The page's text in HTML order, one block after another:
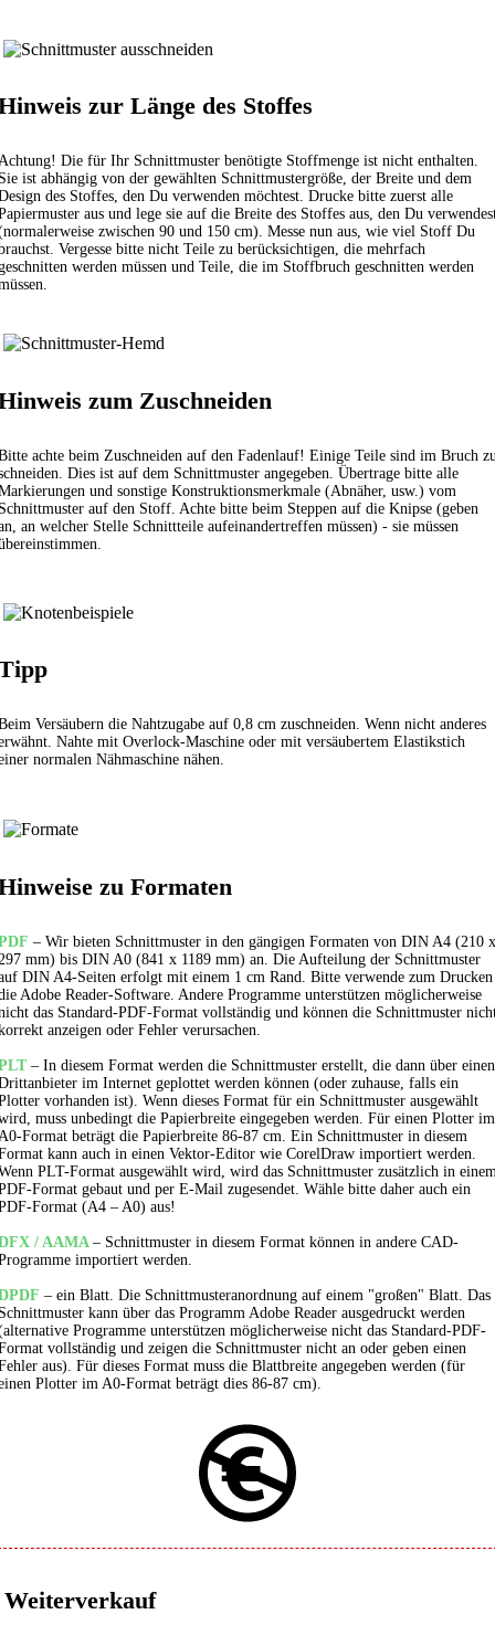
zur Länge des Stoffes
Die für Ihr Schnittmuster benötigte Stoffmenge ist nicht enthalten.
ist abhängig von der gewählten Schnittmustergröße, der Breite und dem
des Stoffes, den Du verwenden möchtest. Drucke bitte zuerst alle
aus und lege sie auf die Breite des Stoffes aus, den Du
zwischen 90 und 150 cm). Messe nun aus, wie viel Stoff Du
Vergesse bitte nicht Teile zu berücksichtigen, die mehrfach
werden müssen und Teile, die im Stoffbruch geschnitten werden
zum Zuschneiden
achte beim Zuschneiden auf den Fadenlauf! Einige Teile sind im Bruch
Dies ist auf dem Schnittmuster angegeben. Übertrage bitte alle
und sonstige Konstruktionsmerkmale (Abnäher, usw.) vom
auf den Stoff. Achte bitte beim Steppen auf die Knipse (geben
an welcher Stelle Schnittteile aufeinandertreffen müssen) - sie müssen
Versäubern die Nahtzugabe auf 0,8 cm zuschneiden. Wenn nicht anderes
Nahte mit Overlock-Maschine oder mit versäubertem Elastikstich
normalen Nähmaschine nähen.
zu Formaten
– Wir bieten Schnittmuster in den gängigen Formaten von DIN A4 (210 x
mm) bis DIN A0 (841 x 1189 mm) an. Die Aufteilung der Schnittmuster
DIN A4-Seiten erfolgt mit einem 1 cm Rand. Bitte verwende zum Drucken
Adobe Reader-Software. Andere Programme unterstützen möglicherweise
das Standard-PDF-Format vollständig und können die Schnittmuster
anzeigen oder Fehler verursachen.
– In diesem Format werden die Schnittmuster erstellt, die dann über einen
im Internet geplottet werden können (oder zuhause, falls ein
vorhanden ist). Wenn dieses Format für ein Schnittmuster ausgewählt
muss unbedingt die Papierbreite eingegeben werden. Für einen Plotter im
Format beträgt die Papierbreite 86-87 cm. Ein Schnittmuster in diesem
kann auch in einen Vektor-Editor wie CorelDraw importiert werden.
PLT-Format ausgewählt wird, wird das Schnittmuster zusätzlich in
Format gebaut und per E-Mail zugesendet. Wähle bitte daher auch ein
Format (A4 – A0) aus!
/ AAMA – Schnittmuster in diesem Format können in andere CAD-
importiert werden.
– ein Blatt. Die Schnittmusteranordnung auf einem "großen" Blatt. Das
kann über das Programm Adobe Reader ausgedruckt werden
Programme unterstützen möglicherweise nicht das Standard-PDF-
vollständig und zeigen die Schnittmuster nicht an oder geben einen
aus). Für dieses Format muss die Blattbreite angegeben werden (für
Plotter im A0-Format beträgt dies 86-87 cm).
Weiterverkauf